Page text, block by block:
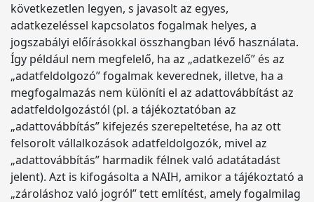
következetlen legyen, s javasolt az egyes,
adatkezeléssel kapcsolatos fogalmak helyes, a
jogszabályi előírásokkal összhangban lévő használata.
Így például nem megfelelő, ha az „adatkezelő” és az
„adatfeldolgozó” fogalmak keverednek, illetve, ha a
megfogalmazás nem különíti el az adattovábbítást az
adatfeldolgozástól (pl. a tájékoztatóban az
„adattovábbítás” kifejezés szerepeltetése, ha az ott
felsorolt vállalkozások adatfeldolgozók, mivel az
„adattovábbítás” harmadik félnek való adatátadást
jelent). Azt is kifogásolta a NAIH, amikor a tájékoztató a
„zároláshoz való jogról” tett említést, amely fogalmilag